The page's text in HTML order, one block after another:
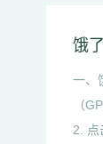
一、
（
2. 点